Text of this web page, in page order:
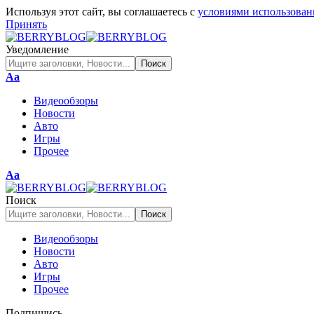
Используя этот сайт, вы соглашаетесь с условиями
Принять
Уведомление
Изменение
шрифта
Аа
Видеообзоры
Новости
Авто
Игры
Прочее
Изменение
размера
шрифта
Аа
Поиск
Видеообзоры
Новости
Авто
Игры
Прочее